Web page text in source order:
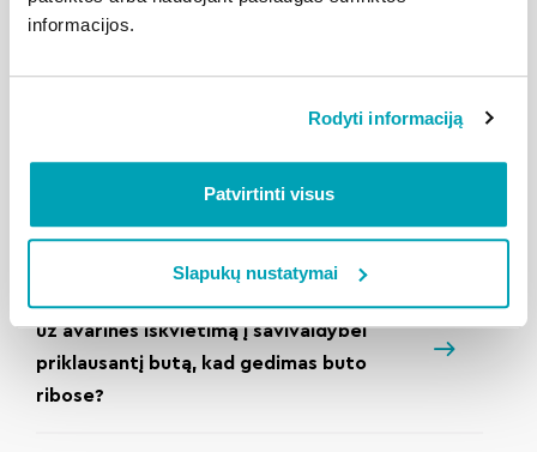
informacijos.
Rodyti informaciją
Patvirtinti visus
Slapukų nustatymai
statomi ant žalios vejos arba šaligatvio?
administratorius pateikia metinę
Kaip užsisakyti paslaugą?
už avarinės iškvietimą į savivaldybei
priklausantį butą, kad gedimas buto
ribose?